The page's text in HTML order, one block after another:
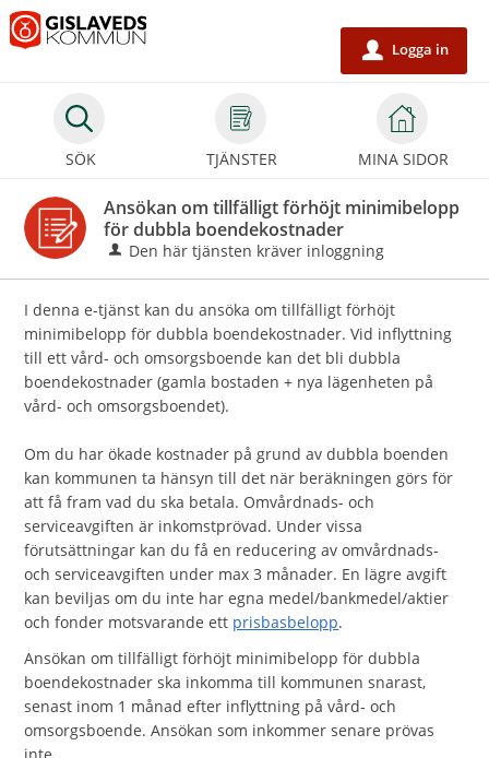
Välkommen
till
tjänster
Gislaveds
kommun
SÖK TJÄNSTER MINA SIDOR
u Logga in
Ansökan om tillfälligt förhöjt minimibelopp
för dubbla boendekostnader
Den här tjänsten kräver inloggning
I denna e-tjänst kan du ansöka om tillfälligt förhöjt
minimibelopp för dubbla boendekostnader. Vid inflyttning
till ett vård- och omsorgsboende kan det bli dubbla
boendekostnader (gamla bostaden + nya lägenheten på
vård- och omsorgsboendet).
Om du har ökade kostnader på grund av dubbla boenden
kan kommunen ta hänsyn till det när beräkningen görs för
att få fram vad du ska betala. Omvårdnads- och
serviceavgiften är inkomstprövad. Under vissa
förutsättningar kan du få en reducering av omvårdnads-
och serviceavgiften under max 3 månader. En lägre avgift
kan beviljas om du inte har egna medel/bankmedel/aktier
och fonder motsvarande ett prisbasbelopp.
Ansökan om tillfälligt förhöjt minimibelopp för dubbla
boendekostnader ska inkomma till kommunen snarast,
senast inom 1 månad efter inflyttning på vård- och
omsorgsboende. Ansökan som inkommer senare prövas